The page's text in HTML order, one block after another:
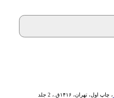
، چاپ اول، تهران، ۱۴۱۶ق.، 2 جلد